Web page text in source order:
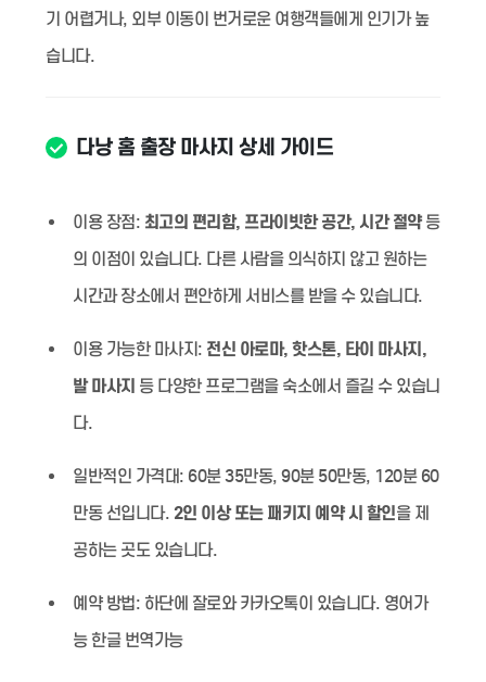
기 어렵거나, 외부 이동이 번거로운 여행객들에게 인기가 높
습니다.
다낭 홈 출장 마사지 상세 가이드
이용 장점: 최고의 편리함, 프라이빗한 공간, 시간 절약등
의 이점이 있습니다. 다른 사람을 의식하지 않고 원하는
시간과 장소에서 편안하게 서비스를 받을 수 있습니다.
이용 가능한 마사지: 전신 아로마, 핫스톤, 타이 마사지,
발 마사지 등 다양한 프로그램을 숙소에서 즐길 수 있습니
다.
일반적인 가격대: 60분 35만동, 90분 50만동, 120분 60
만동 선입니다. 2인 이상 또는 패키지 예약 시 할인을 제
공하는 곳도 있습니다.
예약 방법: 하단에 잘로와 카카오톡이 있습니다. 영어가
능 한글 번역가능